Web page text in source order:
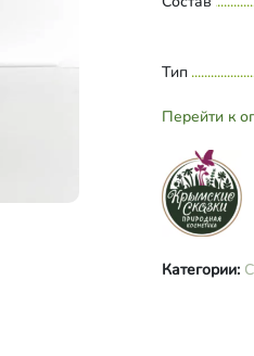
Тип
Перейти к
Категории: